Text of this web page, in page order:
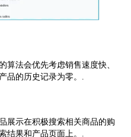
算法会优先考虑销售速度快、
品的历史记录为零。.
展示在积极搜索相关商品的购
结果和产品页面上。.